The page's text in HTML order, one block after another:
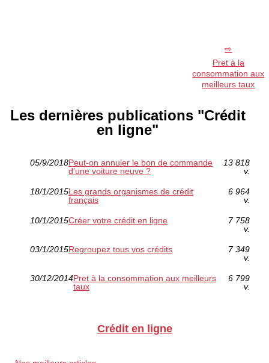
Pret à la
consommation aux
meilleurs taux
Les dernières publications "Crédit
en ligne"
05/9/2018Peut-on annuler le bon de commande
d’une voiture neuve ?
13 818
v.
18/1/2015Les grands organismes de crédit
français
6 964
v.
10/1/2015Créer votre crédit en ligne
7 758
v.
03/1/2015Regroupez tous vos crédits
7 349
v.
30/12/2014Pret à la consommation aux meilleurs
taux
6 799
v.
Crédit en ligne